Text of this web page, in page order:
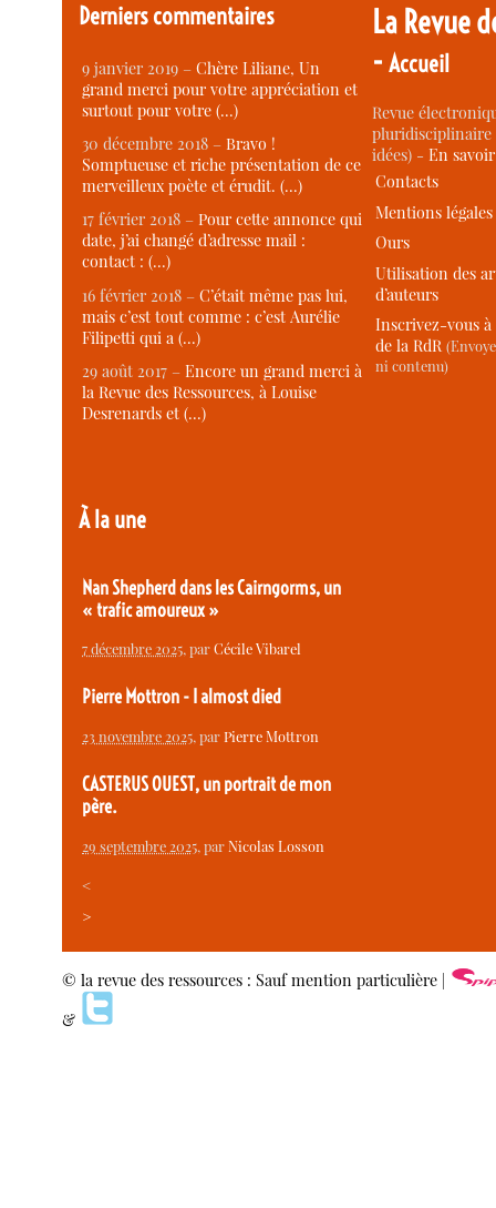
Derniers commentaires
9 janvier 2019 –Chère Liliane, Un
grand merci pour votre appréciation et
surtout pour votre (…)
30 décembre 2018 –Bravo !
Somptueuse et riche présentation de ce
merveilleux poète et érudit. (…)
17 février 2018 –Pour cette annonce qui
date, j’ai changé d’adresse mail :
contact : (…)
16 février 2018 –C’était même pas lui,
mais c’est tout comme : c’est Aurélie
Filipetti qui a (…)
29 août 2017 –Encore un grand merci à
la Revue des Ressources, à Louise
Desrenards et (…)
À la une
Nan Shepherd dans les Cairngorms, un
« trafic amoureux »
7 décembre 2025, parCécile Vibarel
Pierre Mottron - I almost died
23 novembre 2025, parPierre Mottron
CASTERUS OUEST, un portrait de mon
père.
29 septembre 2025, parNicolas Losson
<
>
La Revue
-Accueil
Revue
idées) -En
Contacts
Mentions légales
Ours
Utilisation des
d’auteurs
Inscrivez-vous
de la RdR
ni contenu)
© la revue des ressources : Sauf mention particulière |
&